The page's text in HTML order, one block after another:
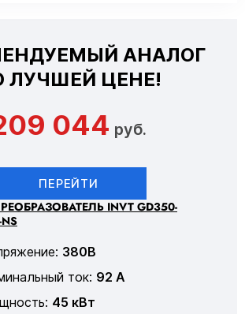
АНАЛОГ
ЛУЧШЕЙ ЦЕНЕ!
044 руб.
ПЕРЕЙТИ
INVT GD350-
380В
ток: 92 А
45 кВт